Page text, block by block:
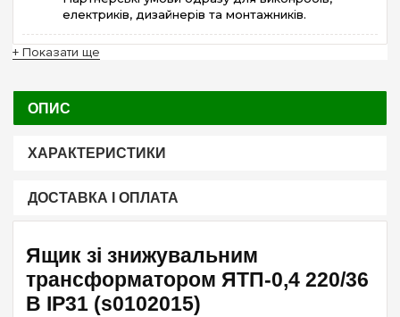
електриків, дизайнерів та монтажників.
+ Показати ще
ОПИС
ХАРАКТЕРИСТИКИ
ДОСТАВКА І ОПЛАТА
Ящик зі знижувальним
трансформатором ЯТП-0,4 220/36
В IP31 (s0102015)